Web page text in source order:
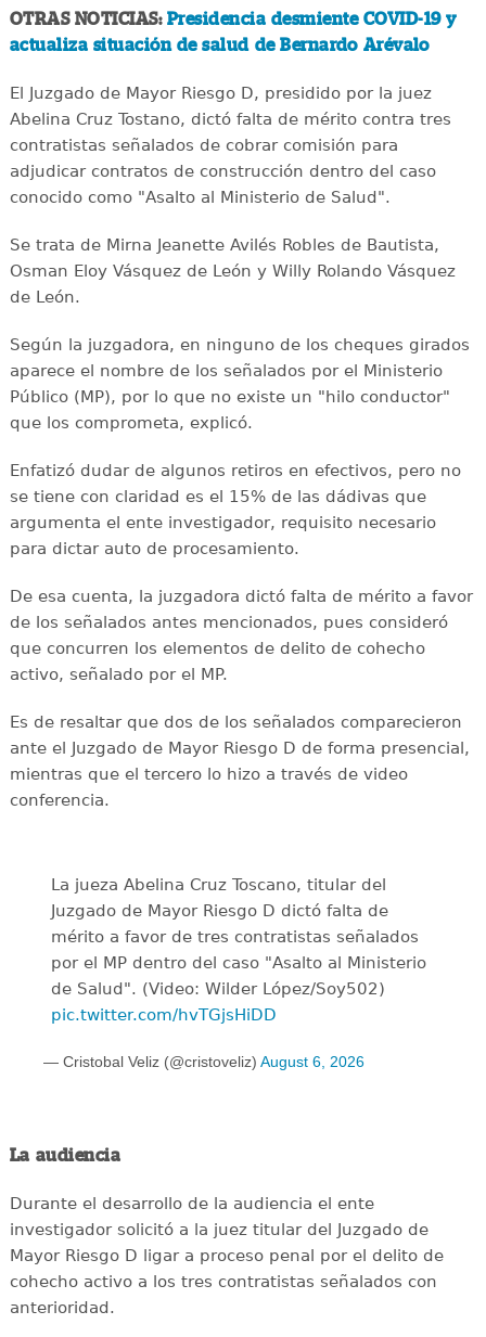
OTRAS NOTICIAS: Presidencia desmiente COVID-19 y
actualiza situación de salud de Bernardo Arévalo
El Juzgado de Mayor Riesgo D, presidido por la juez
Abelina Cruz Tostano, dictó falta de mérito contra tres
contratistas señalados de cobrar comisión para
adjudicar contratos de construcción dentro del caso
conocido como "Asalto al Ministerio de Salud".
Se trata de Mirna Jeanette Avilés Robles de Bautista,
Osman Eloy Vásquez de León y Willy Rolando Vásquez
de León.
Según la juzgadora, en ninguno de los cheques girados
aparece el nombre de los señalados por el Ministerio
Público (MP), por lo que no existe un "hilo conductor"
que los comprometa, explicó.
Enfatizó dudar de algunos retiros en efectivos, pero no
se tiene con claridad es el 15% de las dádivas que
argumenta el ente investigador, requisito necesario
para dictar auto de procesamiento.
De esa cuenta, la juzgadora dictó falta de mérito a favor
de los señalados antes mencionados, pues consideró
que concurren los elementos de delito de cohecho
activo, señalado por el MP.
Es de resaltar que dos de los señalados comparecieron
ante el Juzgado de Mayor Riesgo D de forma presencial,
mientras que el tercero lo hizo a través de video
conferencia.
La jueza Abelina Cruz Toscano, titular del
Juzgado de Mayor Riesgo D dictó falta de
mérito a favor de tres contratistas señalados
por el MP dentro del caso "Asalto al Ministerio
de Salud". (Video: Wilder López/Soy502)
pic.twitter.com/hvTGjsHiDD
— Cristobal Veliz (@cristoveliz) August 6, 2026
La audiencia
Durante el desarrollo de la audiencia el ente
investigador solicitó a la juez titular del Juzgado de
Mayor Riesgo D ligar a proceso penal por el delito de
cohecho activo a los tres contratistas señalados con
anterioridad.